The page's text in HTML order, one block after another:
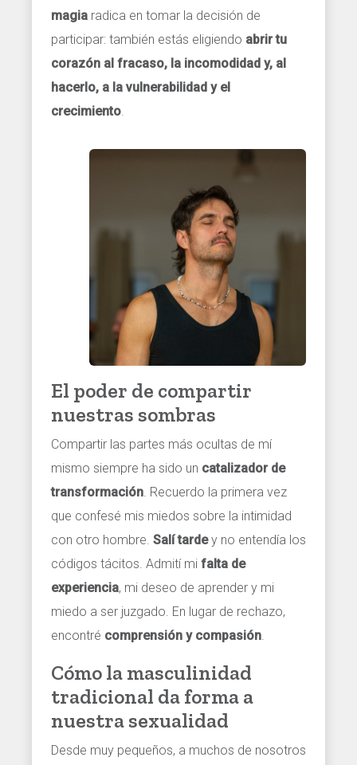
magia radica en tomar la decisión de
participar: también estás eligiendo abrir tu
corazón al fracaso, la incomodidad y, al
hacerlo, a la vulnerabilidad y el
crecimiento
El poder de compartir
nuestras sombras
Compartir las partes más ocultas de mí
mismo siempre ha sido un catalizador de
transformación . Recuerdo la primera vez
que confesé mis miedos sobre la intimidad
con otro hombre. Salí tardey no entendía los
códigos tácitos. Admití mi falta de
experiencia, mi deseo de aprender y mi
miedo a ser juzgado. En lugar de rechazo,
encontré comprensión y compasión
Cómo la masculinidad
tradicional da forma a
nuestra sexualidad
Desde muy pequeños, a muchos de nosotros